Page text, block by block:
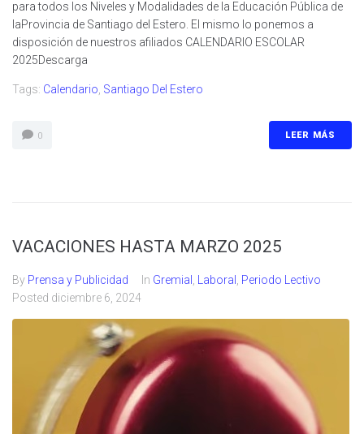
para todos los Niveles y Modalidades de la Educación Pública de
laProvincia de Santiago del Estero. El mismo lo ponemos a
disposición de nuestros afiliados CALENDARIO ESCOLAR
2025Descarga
Tags: Calendario, Santiago Del Estero
0 LEER MÁS
VACACIONES HASTA MARZO 2025
By Prensa y Publicidad In Gremial , Laboral , Periodo Lectivo
Posted diciembre 6, 2024